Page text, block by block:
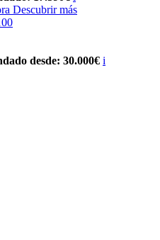
Descubrir más
desde: 30.000€ i